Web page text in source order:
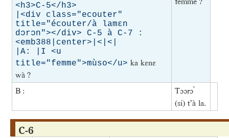
<h3>C-5</h3>
|<div class="ecouter"
title="écouter/à lamɛn
dɔrɔn"></div> C-5 à C-7 :
<emb388|center>|<|<|
|A: |I <u
title="femme">mùso</u> ka kɛnɛ
wà ?
B :
Tɔɔrɔ ̀
(si) t’à la.
C-6